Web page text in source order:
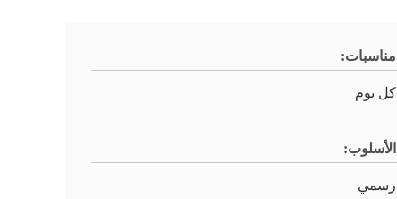
مناسبات:
كل يوم
الأسلوب:
رسمي